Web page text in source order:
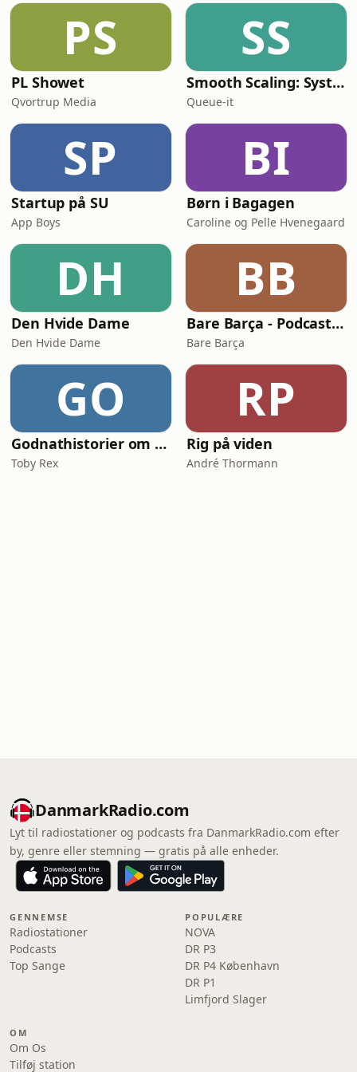
PS
PL Showet
Qvortrup Media
SS
Smooth Scaling: System Design for High Traffic
Queue-it
SP
Startup på SU
App Boys
BI
Børn i Bagagen
Caroline og Pelle Hvenegaard
DH
Den Hvide Dame
Den Hvide Dame
BB
Bare Barça - Podcasten om FC Barcelona
Bare Barça
GO
Godnathistorier om NinjaSaurerne Storm og Aske
Toby Rex
RP
Rig på viden
André Thormann
DanmarkRadio.com
Lyt til radiostationer og podcasts fra DanmarkRadio.com efter
by, genre eller stemning — gratis på alle enheder.
GENNEMSE
Radiostationer
Podcasts
Top Sange
POPULÆRE
NOVA
DR P3
DR P4 København
DR P1
Limfjord Slager
OM
Om Os
Tilføj station